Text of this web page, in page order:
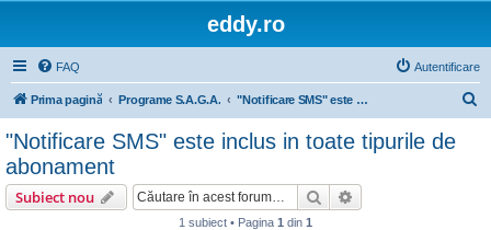
eddy.ro
FAQ Autentificare
Prima pagină Programe S.A.G.A. "Notificare SMS" este inclus in toate tipurile de abonament
"Notificare SMS" este inclus in toate tipurile de
abonament
Subiect nou Căutare
1 subiect • Pagina 1 din 1